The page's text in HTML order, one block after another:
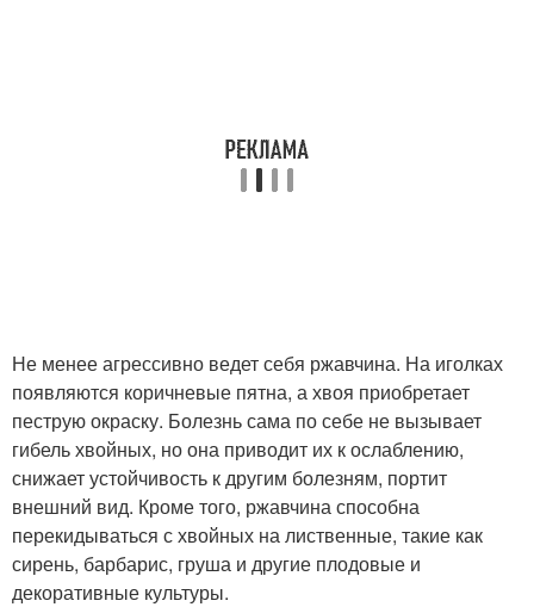
Не менее агрессивно ведет себя ржавчина. На иголках
появляются коричневые пятна, а хвоя приобретает
пеструю окраску. Болезнь сама по себе не вызывает
гибель хвойных, но она приводит их к ослаблению,
снижает устойчивость к другим болезням, портит
внешний вид. Кроме того, ржавчина способна
перекидываться с хвойных на лиственные, такие как
сирень, барбарис, груша и другие плодовые и
декоративные культуры.